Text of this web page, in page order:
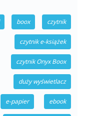
boox czytnik
czytnik e-książek
czytnik Onyx Boox
duży wyświetlacz
e-papier ebook